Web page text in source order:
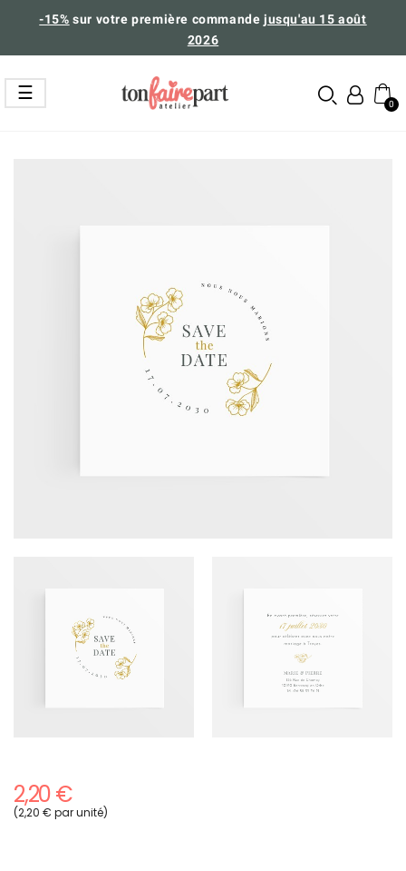
-15% sur votre première commandejusqu'au 15 août
2026
Basculer
la
navigation
☰
2,20 €
(2,20 € par unité)